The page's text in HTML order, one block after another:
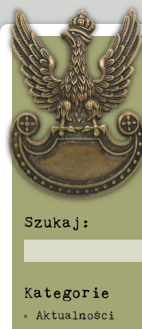
Szukaj:
Kategorie
Aktualności